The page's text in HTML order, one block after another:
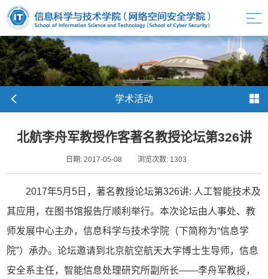
学术活动
北航李舟军教授作客著名教授论坛第326讲
日期: 2017-05-08 浏览次数: 1303
2017年5月5日，著名教授论坛第326讲: 人工智能技术及
其应用，在图书馆报告厅顺利举行。本次论坛由人事处、教
师发展中心主办，信息科学与技术学院（下简称为“信息学
院”）承办。论坛邀请到北京航空航天大学博士生导师，信息
安全系主任，智能信息处理研究所副所长——李舟军教授，